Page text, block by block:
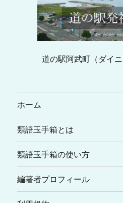
道の駅阿武町（ダイニ
ホーム
類語玉手箱とは
類語玉手箱の使い方
編著者プロフィール